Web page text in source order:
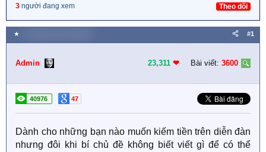
3 người đang xem Theo dõi
★ #1
Admin 23,311 ❤︎ Bài viết: 3600
40976 47
Dành cho những bạn nào muốn kiếm tiền trên diễn đàn
nhưng đôi khi bí chủ đề không biết viết gì để có thể